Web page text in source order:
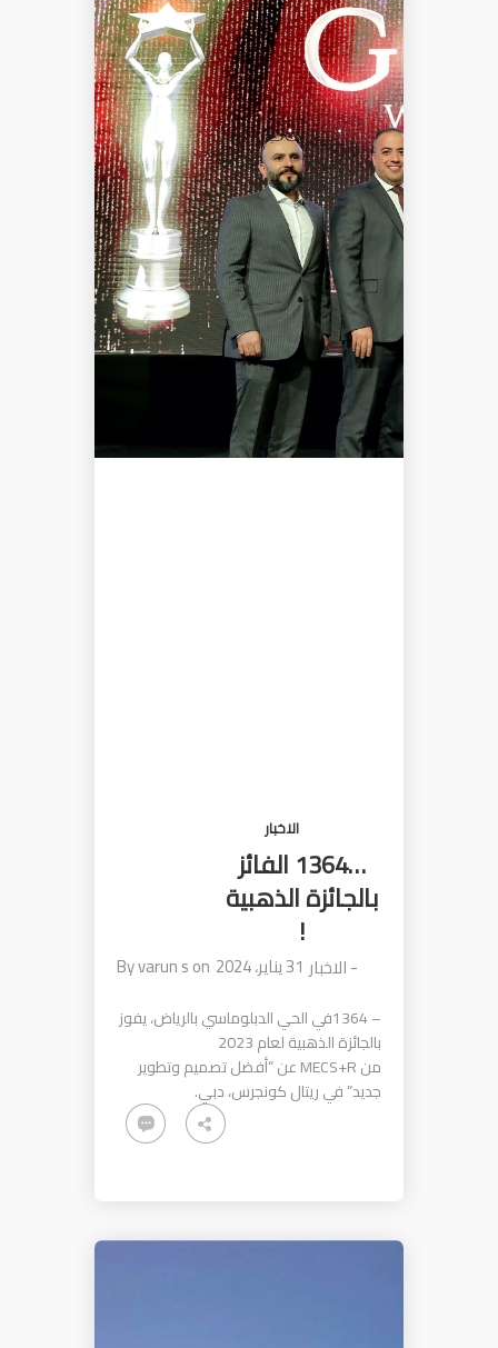
الاخبار
…1364 الفائز
بالجائزة الذهبية
!
Byvarun son 31 يناير، 2024 -الاخبار
– 1364في الحي الدبلوماسي بالرياض، يفوز
بالجائزة الذهبية لعام 2023
من MECS+R عن “أفضل تصميم وتطوير
جديد” في ريتال كونجرس، دبي.